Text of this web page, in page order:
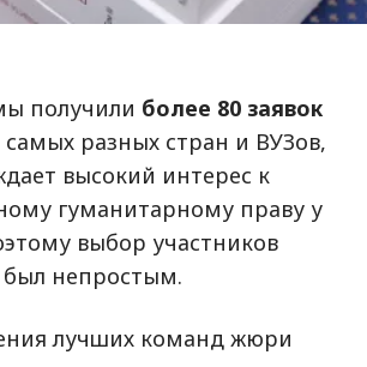
получили более 80 заявок
разных стран и ВУЗов,
высокий интерес к
гуманитарному праву у
выбор участников
был непростым.
лучших команд жюри